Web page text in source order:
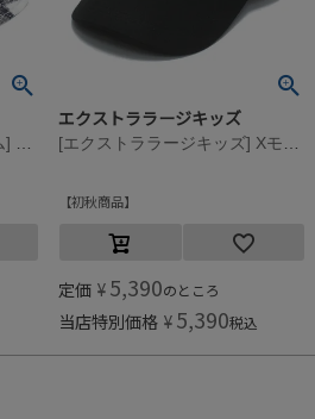
エクストララージキッズ
初秋商品
定価 ¥ 5,390のところ
当店特別価格 ¥ 5,390税込